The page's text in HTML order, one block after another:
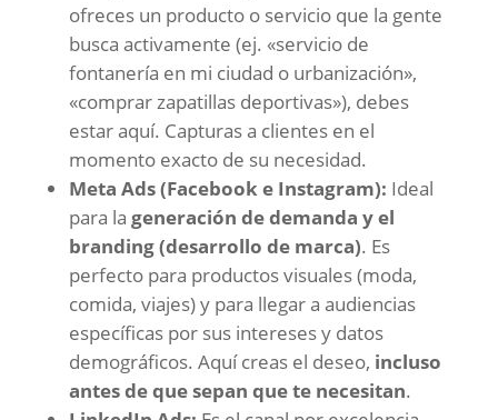
ofreces un producto o servicio que la gente
busca activamente (ej. «servicio de
fontanería en mi ciudad o urbanización»,
«comprar zapatillas deportivas»), debes
estar aquí. Capturas a clientes en el
momento exacto de su necesidad.
Meta Ads (Facebook e Instagram): Ideal
para la generación de demanda y el
branding (desarrollo de marca). Es
perfecto para productos visuales (moda,
comida, viajes) y para llegar a audiencias
específicas por sus intereses y datos
demográficos. Aquí creas el deseo, incluso
antes de que sepan que te necesitan.